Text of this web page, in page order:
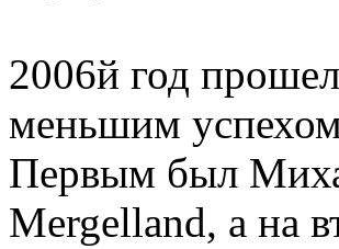
2006й год
меньшим успехом
Первым был
Mergelland, а на